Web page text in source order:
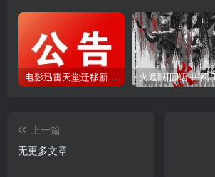
电影迅雷天堂迁移新服务器,正常更新，维护完毕!
上一篇
无更多文章